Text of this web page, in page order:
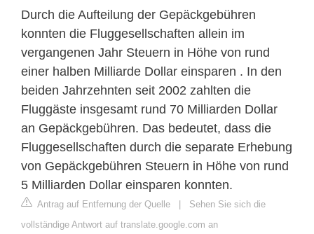
Durch die Aufteilung der Gepäckgebühren
konnten die Fluggesellschaften allein im
vergangenen Jahr Steuern in Höhe von rund
einer halben Milliarde Dollar einsparen . In den
beiden Jahrzehnten seit 2002 zahlten die
Fluggäste insgesamt rund 70 Milliarden Dollar
an Gepäckgebühren. Das bedeutet, dass die
Fluggesellschaften durch die separate Erhebung
von Gepäckgebühren Steuern in Höhe von rund
5 Milliarden Dollar einsparen konnten.
Antrag auf Entfernung der Quelle | Sehen Sie sich die
vollständige Antwort auf translate.google.com an